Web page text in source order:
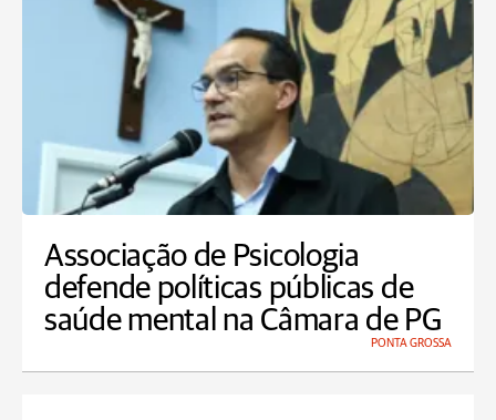
Associação de Psicologia
defende políticas públicas de
saúde mental na Câmara de PG
PONTA GROSSA